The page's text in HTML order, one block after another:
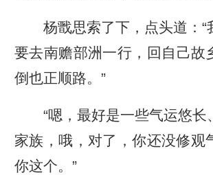
杨戬思索了下，点头道：“
要去南赡部洲一行，回自己
倒也正顺路。”
“嗯，最好是一些气运悠长
家族，哦，对了，你还没修观
你这个。”